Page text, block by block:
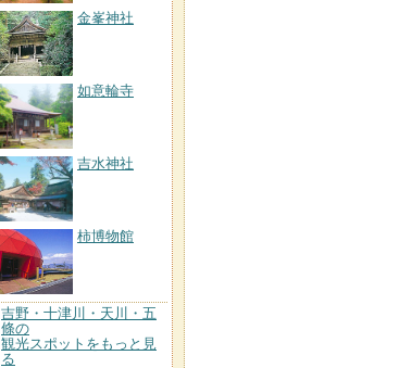
金峯神社
如意輪寺
吉水神社
柿博物館
吉野・十津川・天川・五
條の
観光スポットをもっと見
る